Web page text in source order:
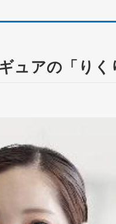
ギュアの「り